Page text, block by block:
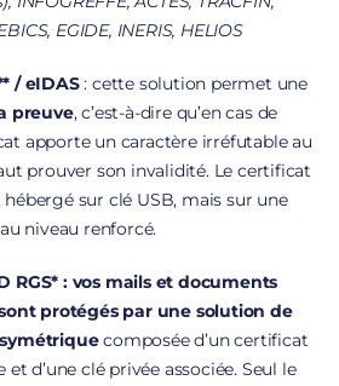
EGIDE, INERIS, HELIOS
/ eIDAS: cette solution permet une
preuve, c’est-à-dire qu’en cas de
apporte un caractère irréfutable au
prouver son invalidité. Le certificat
sur clé USB, mais sur une
niveau renforcé.
RGS* : vos mails et documents
protégés par une solution de
composée d’un certificat
d’une clé privée associée. Seul le